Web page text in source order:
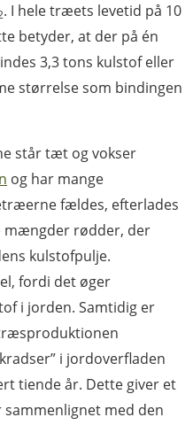
. I hele træets levetid på 10
betyder, at der på én
3,3 tons kulstof eller
størrelse som bindingen
står tæt og vokser
og har mange
fældes, efterlades
mængder rødder, der
kulstofpulje.
fordi det øger
i jorden. Samtidig er
i jordoverfladen
tiende år. Dette giver et
med den